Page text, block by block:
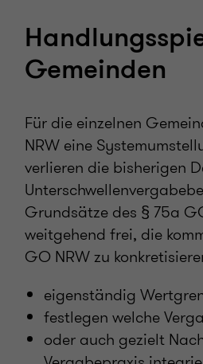
Gemeinden
Für die einzelnen
NRW eine
verlieren die bisherigen
Grundsätze des § 75a
weitgehend frei, die
GO NRW zu
eigenständig
festlegen welche
oder auch gezielt